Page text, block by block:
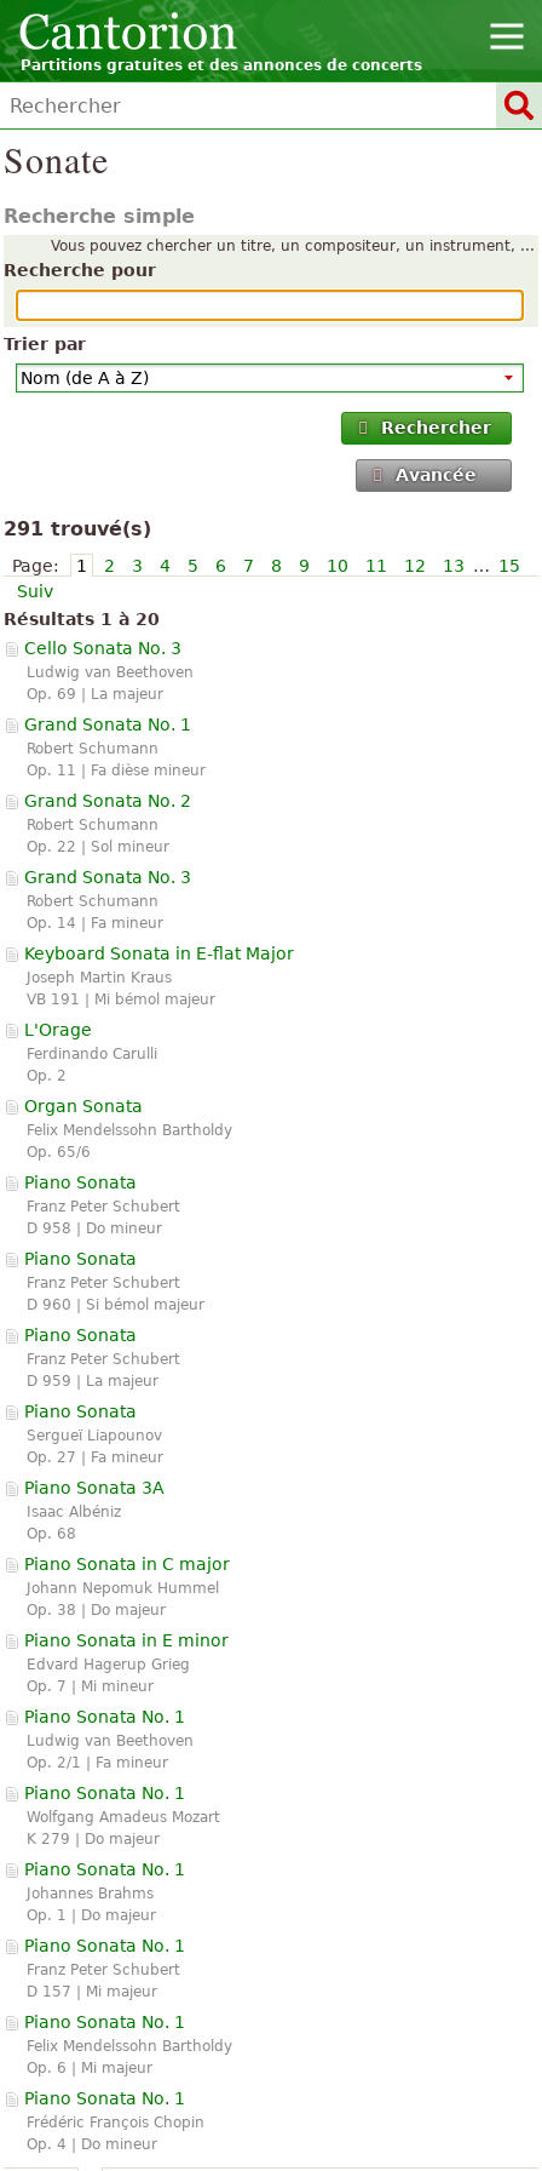
Partitions gratuites et des annonces de concerts
Sonate
Recherche simple
Vous pouvez chercher un titre, un compositeur, un instrument, ...
Recherche pour
Trier par
Rechercher
Avancée
291 trouvé(s)
Page: 1 2 3 4 5 6 7 8 9 10 11 12 13 … 15
Suiv
Résultats 1 à 20
Cello Sonata No. 3
Ludwig van Beethoven
Op. 69 | La majeur
Grand Sonata No. 1
Robert Schumann
Op. 11 | Fa dièse mineur
Grand Sonata No. 2
Robert Schumann
Op. 22 | Sol mineur
Grand Sonata No. 3
Robert Schumann
Op. 14 | Fa mineur
Keyboard Sonata in E-flat Major
Joseph Martin Kraus
VB 191 | Mi bémol majeur
L'Orage
Ferdinando Carulli
Op. 2
Organ Sonata
Felix Mendelssohn Bartholdy
Op. 65/6
Piano Sonata
Franz Peter Schubert
D 958 | Do mineur
Piano Sonata
Franz Peter Schubert
D 960 | Si bémol majeur
Piano Sonata
Franz Peter Schubert
D 959 | La majeur
Piano Sonata
Sergueï Liapounov
Op. 27 | Fa mineur
Piano Sonata 3A
Isaac Albéniz
Op. 68
Piano Sonata in C major
Johann Nepomuk Hummel
Op. 38 | Do majeur
Piano Sonata in E minor
Edvard Hagerup Grieg
Op. 7 | Mi mineur
Piano Sonata No. 1
Ludwig van Beethoven
Op. 2/1 | Fa mineur
Piano Sonata No. 1
Wolfgang Amadeus Mozart
K 279 | Do majeur
Piano Sonata No. 1
Johannes Brahms
Op. 1 | Do majeur
Piano Sonata No. 1
Franz Peter Schubert
D 157 | Mi majeur
Piano Sonata No. 1
Felix Mendelssohn Bartholdy
Op. 6 | Mi majeur
Piano Sonata No. 1
Frédéric François Chopin
Op. 4 | Do mineur